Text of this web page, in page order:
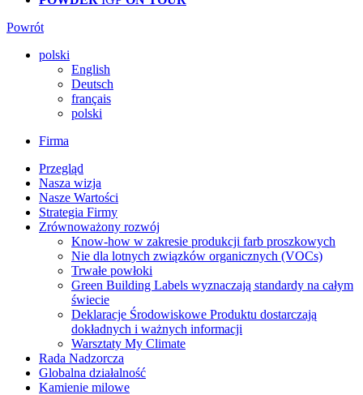
Powrót
polski
English
Deutsch
français
polski
Firma
Przegląd
Nasza wizja
Nasze Wartości
Strategia Firmy
Zrównoważony rozwój
Know-how w zakresie produkcji farb proszkowych
Nie dla lotnych związków organicznych (VOCs)
Trwałe powłoki
Green Building Labels wyznaczają standardy na całym
świecie
Deklaracje Środowiskowe Produktu dostarczają
dokładnych i ważnych informacji
Warsztaty My Climate
Rada Nadzorcza
Globalna działalność
Kamienie milowe